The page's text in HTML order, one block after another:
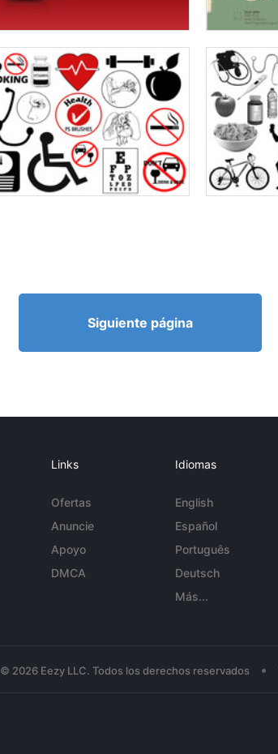
Siguiente página
Links
Ofertas
Anuncie
Apoyo
DMCA
Idiomas
English
Español
Português
Deutsch
Más...
© 2026 Eezy LLC. Todos los derechos reservados •